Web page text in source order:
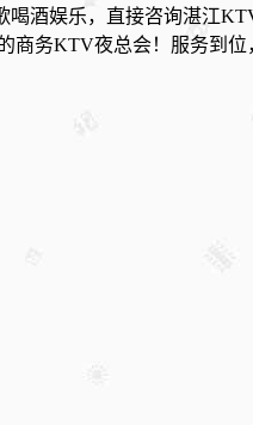
酒娱乐，直接咨询湛江
务KTV夜总会！服务到